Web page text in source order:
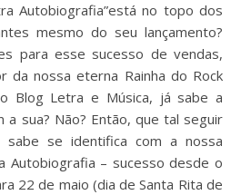
mesmo do seu lançamento?
para esse sucesso de vendas,
da nossa eterna Rainha do Rock
Blog Letra e Música, já sabe a
sua? Não? Então, que tal seguir
se identifica com a nossa
Autobiografia – sucesso desde o
22 de maio (dia de Santa Rita de